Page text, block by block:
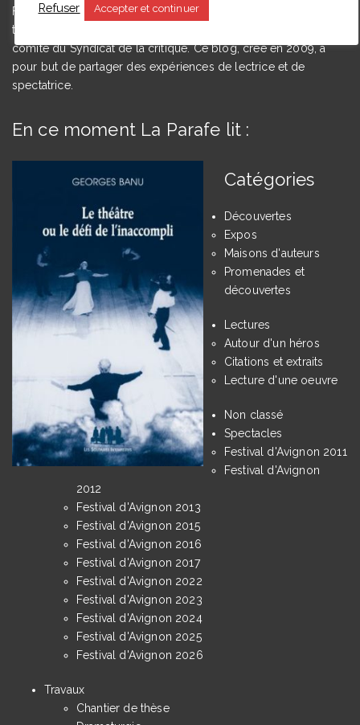
Floriane Toussaint est maîtresse de conférences en études
théâtrales à l’Université de Caen Normandie et membre du
comité du Syndicat de la critique. Ce blog, créé en 2009, a
pour but de partager des expériences de lectrice et de
spectatrice.
En ce moment La Parafe lit :
Catégories
Découvertes
Expos
Maisons d'auteurs
Promenades et
découvertes
Lectures
Autour d'un héros
Citations et extraits
Lecture d'une oeuvre
Non classé
Spectacles
Festival d'Avignon 2011
Festival d'Avignon
2012
Festival d'Avignon 2013
Festival d'Avignon 2015
Festival d'Avignon 2016
Festival d'Avignon 2017
Festival d'Avignon 2022
Festival d'Avignon 2023
Festival d'Avignon 2024
Festival d'Avignon 2025
Festival d'Avignon 2026
Travaux
Chantier de thèse
Refuser Accepter et continuer